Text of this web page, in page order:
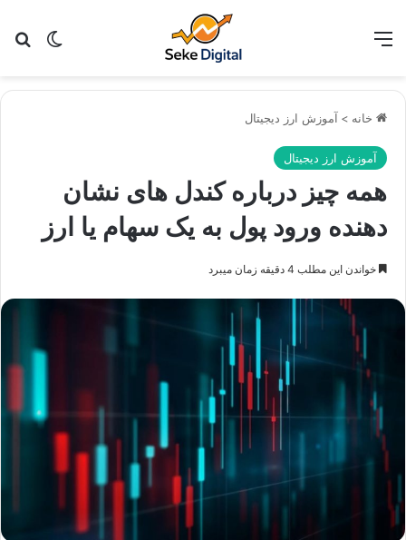
تغییر منو
خانه > آموزش ارز دیجیتال
آموزش ارز دیجیتال
همه چیز درباره کندل های نشان
دهنده ورود پول به یک سهام یا ارز
خواندن این مطلب 4 دقیقه زمان میبرد